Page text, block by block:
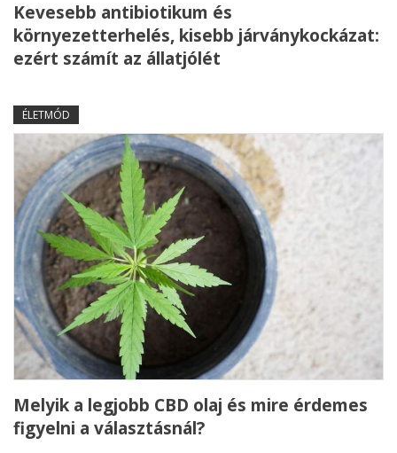
Kevesebb antibiotikum és
környezetterhelés, kisebb járványkockázat:
ezért számít az állatjólét
ÉLETMÓD
Melyik a legjobb CBD olaj és mire érdemes
figyelni a választásnál?